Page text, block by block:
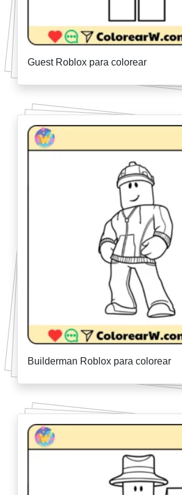
Guest Roblox para colorear
Builderman Roblox para colorear